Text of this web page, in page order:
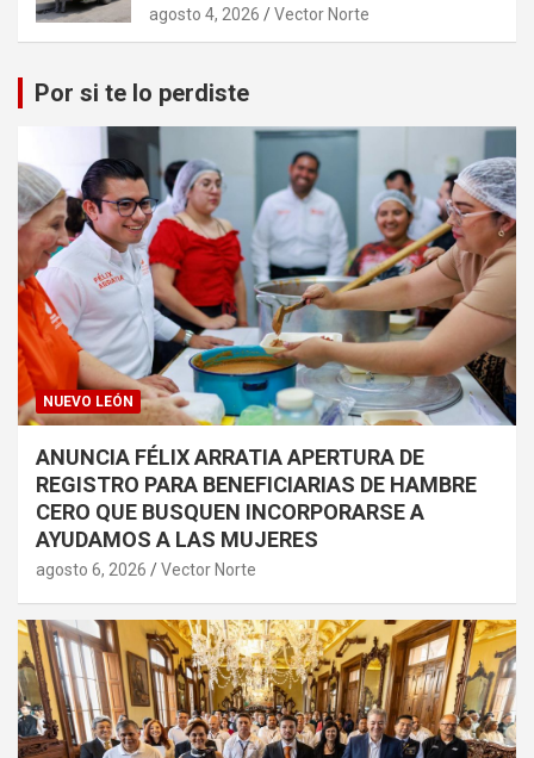
agosto 4, 2026 Vector Norte
Por si te lo perdiste
NUEVO LEÓN
ANUNCIA FÉLIX ARRATIA APERTURA DE
REGISTRO PARA BENEFICIARIAS DE HAMBRE
CERO QUE BUSQUEN INCORPORARSE A
AYUDAMOS A LAS MUJERES
agosto 6, 2026 Vector Norte